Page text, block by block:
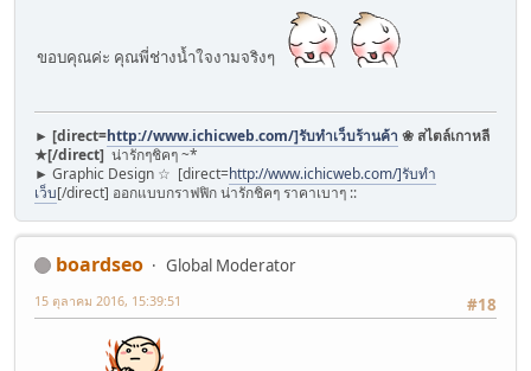
ขอบคุณค่ะ คุณพี่ช่างน้ำใจงามจริงๆ
► [direct=http://www.ichicweb.com/]รับทำเว็บร้านค้า ❀ สไตล์เกาหลี
★[/direct] น่ารักๆชิคๆ ~*
► Graphic Design ☆ [direct=http://www.ichicweb.com/]รับทำ
เว็บ[/direct] ออกแบบกราฟฟิก น่ารักชิคๆ ราคาเบาๆ ::
boardseo
Global Moderator
#18
15 ตุลาคม 2016, 15:39:51